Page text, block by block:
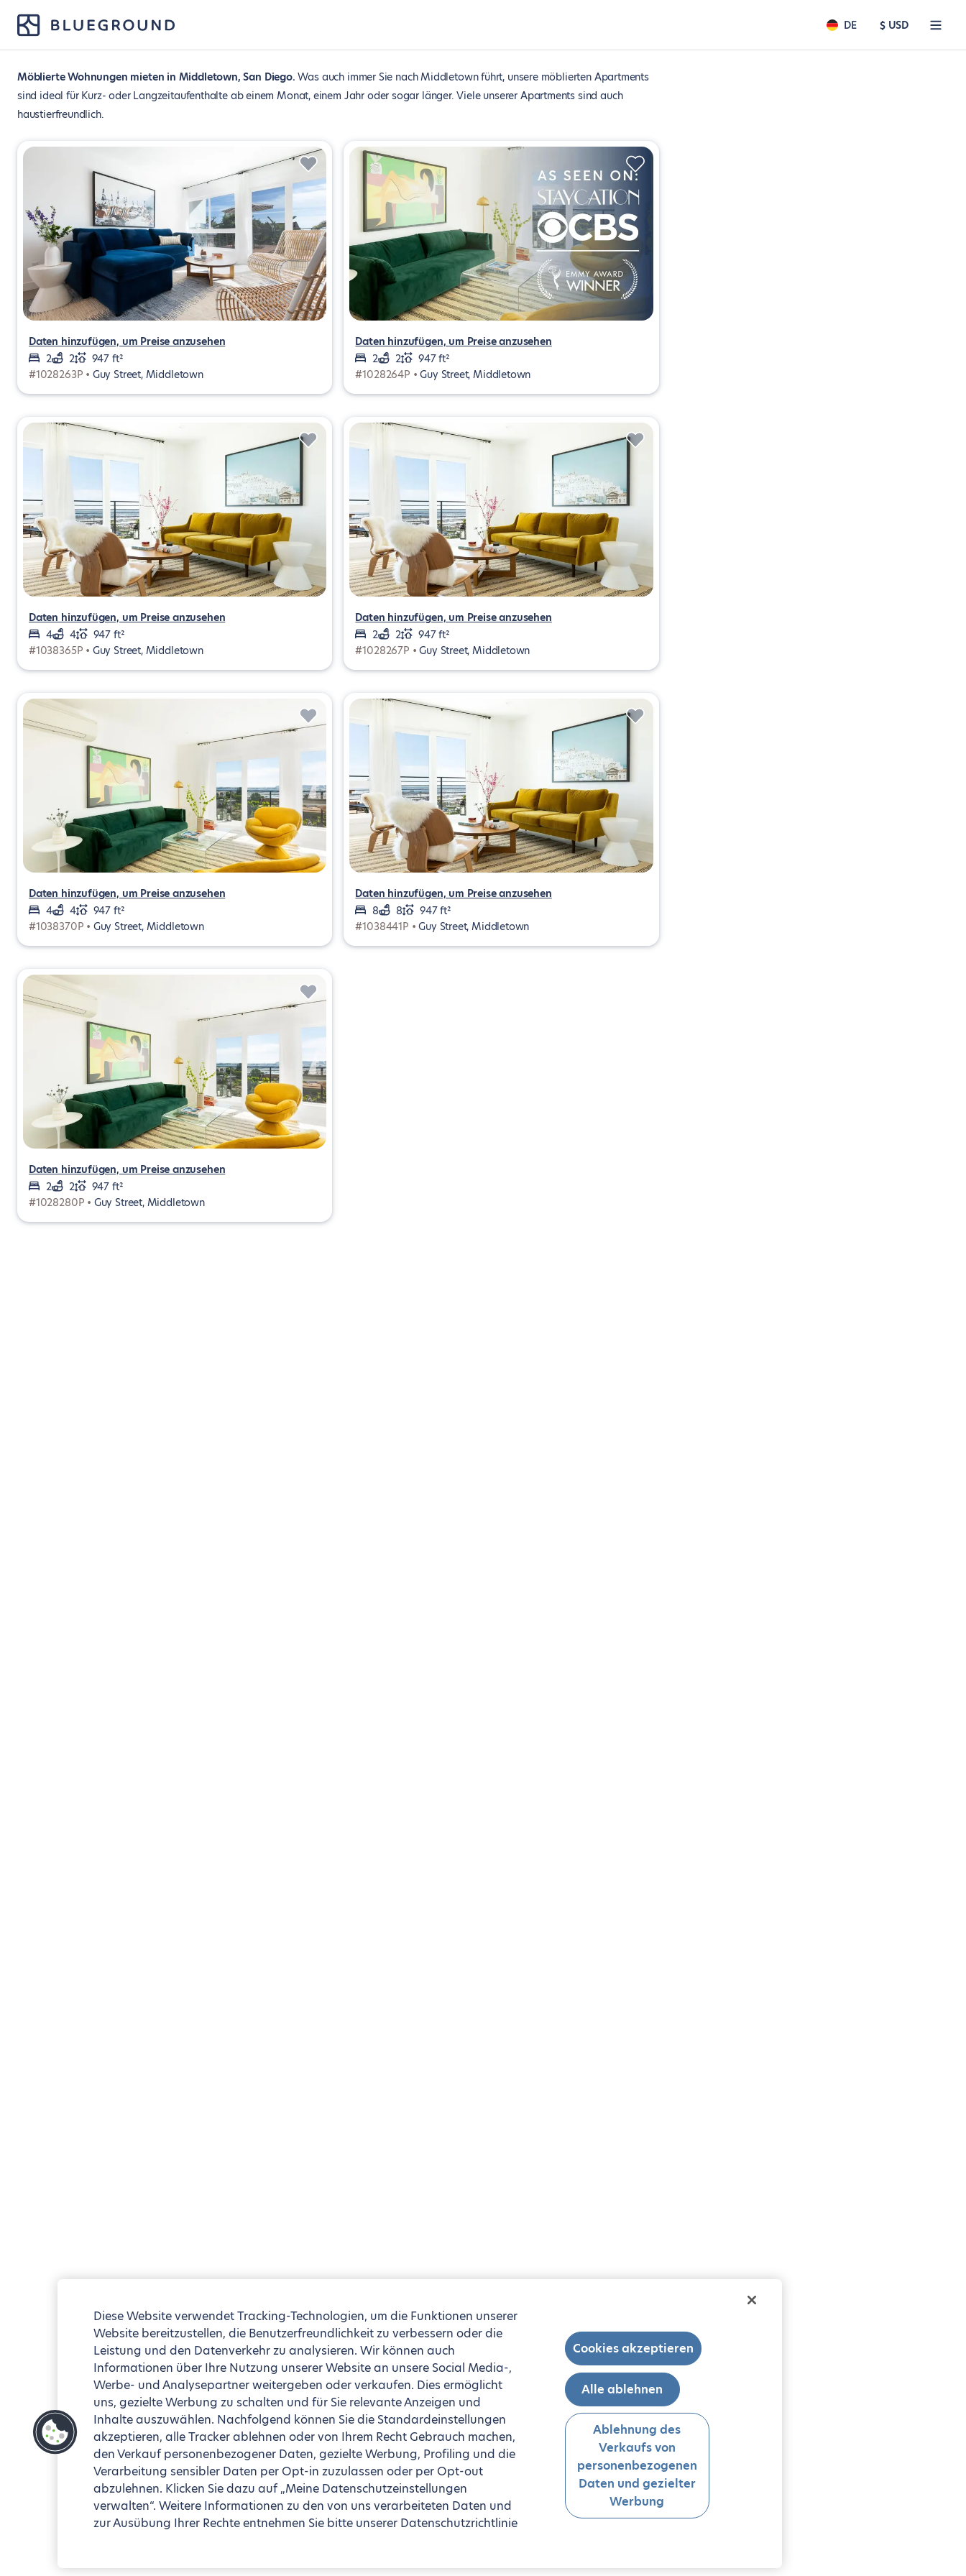
DE $ USD
Möblierte Wohnungen mieten in Middletown, San Diego Was auch immer Sie nach Middletown führt, unsere möblierten Apartments
sind ideal für Kurz- oder Langzeitaufenthalte ab einem Monat, einem Jahr oder sogar länger. Viele unserer Apartments sind auch
haustierfreundlich.
Daten hinzufügen, um Preise anzusehen
2
2
947 ft²
#1028263P • Guy Street, Middletown
Daten hinzufügen, um Preise anzusehen
2
2
947 ft²
#1028264P •Guy Street, Middletown
Daten hinzufügen, um Preise anzusehen
4
4
947 ft²
#1038365P • Guy Street, Middletown
Daten hinzufügen, um Preise anzusehen
2
2
947 ft²
#1028267P •Guy Street, Middletown
Daten hinzufügen, um Preise anzusehen
4
4
947 ft²
#1038370P • Guy Street, Middletown
Daten hinzufügen, um Preise anzusehen
8
8
947 ft²
#1038441P •Guy Street, Middletown
Daten hinzufügen, um Preise anzusehen
2
2
947 ft²
#1028280P • Guy Street, Middletown
Diese Website verwendet Tracking-Technologien, um die Funktionen unserer
Website bereitzustellen, die Benutzerfreundlichkeit zu verbessern oder die
Leistung und den Datenverkehr zu analysieren. Wir können auch
Informationen über Ihre Nutzung unserer Website an unsere Social Media-,
Werbe- und Analysepartner weitergeben oder verkaufen. Dies ermöglicht
uns, gezielte Werbung zu schalten und für Sie relevante Anzeigen und
Inhalte auszuwählen. Nachfolgend können Sie die Standardeinstellungen
akzeptieren, alle Tracker ablehnen oder von Ihrem Recht Gebrauch machen,
den Verkauf personenbezogener Daten, gezielte Werbung, Profiling und die
Verarbeitung sensibler Daten per Opt-in zuzulassen oder per Opt-out
abzulehnen. Klicken Sie dazu auf „Meine Datenschutzeinstellungen
verwalten“. Weitere Informationen zu den von uns verarbeiteten Daten und
zur Ausübung Ihrer Rechte entnehmen Sie bitte unserer Datenschutzrichtlinie
Cookies akzeptieren
Alle ablehnen
Ablehnung des
Verkaufs von
personenbezogenen
Daten und gezielter
Werbung